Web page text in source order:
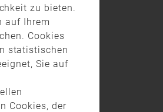
zu bieten.
auf Ihrem
Cookies
statistischen
Sie auf
Cookies, der